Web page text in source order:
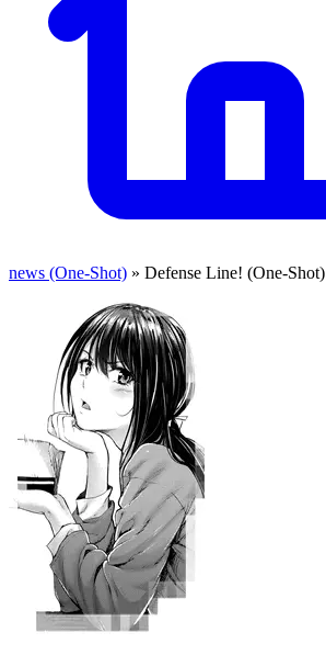
news (One-Shot) » Defense Line! (One-Shot)